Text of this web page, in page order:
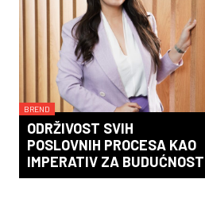
BREND
ODRŽIVOST SVIH
POSLOVNIH PROCESA KAO
IMPERATIV ZA BUDUĆNOST